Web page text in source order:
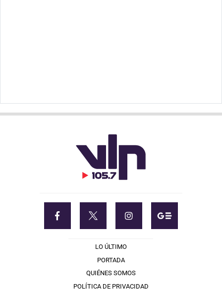
LO ÚLTIMO
PORTADA
QUIÉNES SOMOS
POLÍTICA DE PRIVACIDAD